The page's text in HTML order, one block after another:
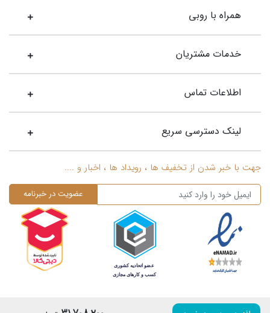
همراه با روبی
خدمات مشتریان
اطلاعات تماس
لینک دسترسی سریع
جهت با خبر شدن از تخفیف ها ، رویداد ها ، اخبار و ....